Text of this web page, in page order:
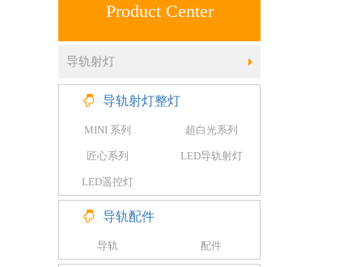
Product Center
导轨射灯
导轨射灯整灯
MINI 系列 超白光系列
匠心系列 LED导轨射灯
LED遥控灯
导轨配件
导轨 配件